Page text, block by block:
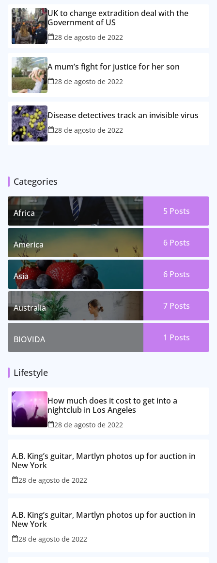
UK to change extradition deal with the
Government of US
28 de agosto de 2022
A mum’s fight for justice for her son
28 de agosto de 2022
Disease detectives track an invisible virus
28 de agosto de 2022
Categories
Africa 5 Posts
America 6 Posts
Asia 6 Posts
Australia 7 Posts
BIOVIDA 1 Posts
Lifestyle
How much does it cost to get into a
nightclub in Los Angeles
28 de agosto de 2022
A.B. King’s guitar, Martlyn photos up for auction in
New York
28 de agosto de 2022
A.B. King’s guitar, Martlyn photos up for auction in
New York
28 de agosto de 2022